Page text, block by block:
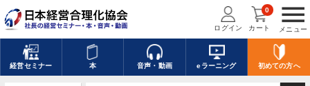
menu
メニュー
ログイン カート
0
経営セミナー 本 音声・動画 eラーニング 初めての方へ